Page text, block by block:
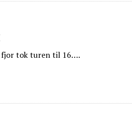
fjor tok turen til 16….